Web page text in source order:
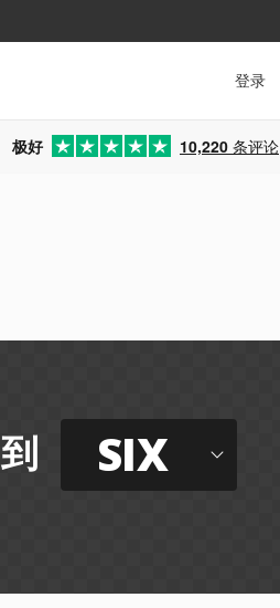
登录
极好 10,220 条评论
到 SIX